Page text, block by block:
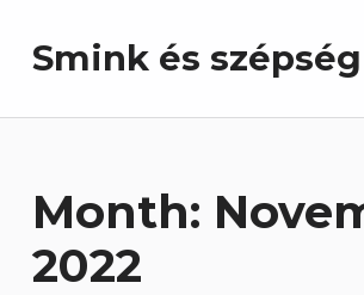
Smink és szépség
Month:
2022